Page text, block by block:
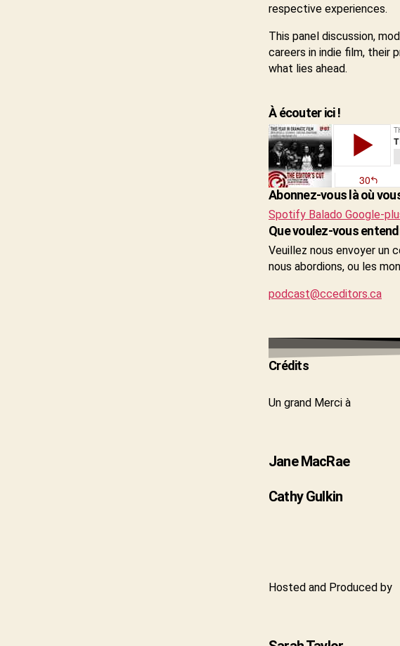
respective experiences.
This panel discussion,
careers in indie film, their
what lies ahead.
À écouter ici !
Abonnez-vous là où
Spotify Balado Google-
Que voulez-vous
Veuillez nous envoyer un
nous abordions, ou les
podcast@cceditors.ca
Crédits
Un grand Merci à
Jane MacRae
Cathy Gulkin
Hosted and Produced by